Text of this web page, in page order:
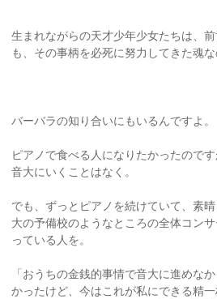
生まれながらの天才少年少女たちは、
も、その事柄を必死に努力してきた魂な
バーバラの知り合いにもいるんですよ。
ピアノで食べる人になりたかったので
音大にいくことはなく。
でも、ずっとピアノを続けていて、素
大の予備校のようなところの全体コン
っている人を。
「おうちの金銭的事情で音大に進めな
かったけど、今はこれが私にできる精